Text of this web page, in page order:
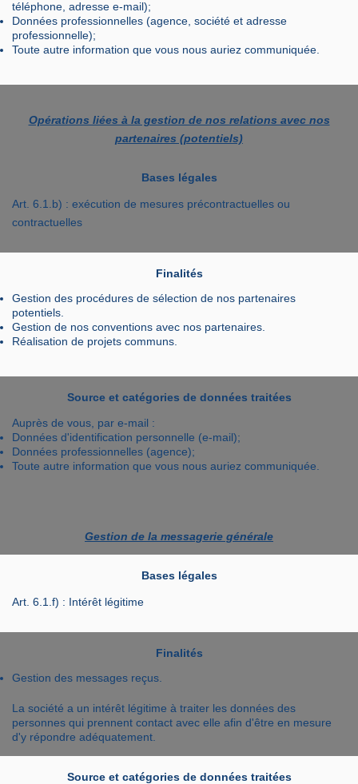
téléphone, adresse e-mail);
Données professionnelles (agence, société et adresse
professionnelle);
Toute autre information que vous nous auriez communiquée.
Opérations liées à la gestion de nos relations avec nos
partenaires (potentiels)
Bases légales
Art. 6.1.b) : exécution de mesures précontractuelles ou
contractuelles
Finalités
Gestion des procédures de sélection de nos partenaires
potentiels.
Gestion de nos conventions avec nos partenaires.
Réalisation de projets communs.
Source et catégories de données traitées
Auprès de vous, par e-mail :
Données d'identification personnelle (e-mail);
Données professionnelles (agence);
Toute autre information que vous nous auriez communiquée.
Gestion de la messagerie générale
Bases légales
Art. 6.1.f) : Intérêt légitime
Finalités
Gestion des messages reçus.
La société a un intérêt légitime à traiter les données des
personnes qui prennent contact avec elle afin d'être en mesure
d'y répondre adéquatement.
Source et catégories de données traitées